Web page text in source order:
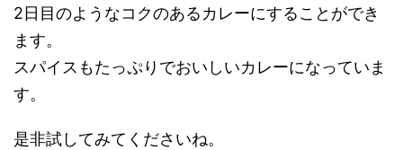
2日目のようなコクのあるカレーにすることができ
ます。
スパイスもたっぷりでおいしいカレーになっていま
す。
是非試してみてくださいね。